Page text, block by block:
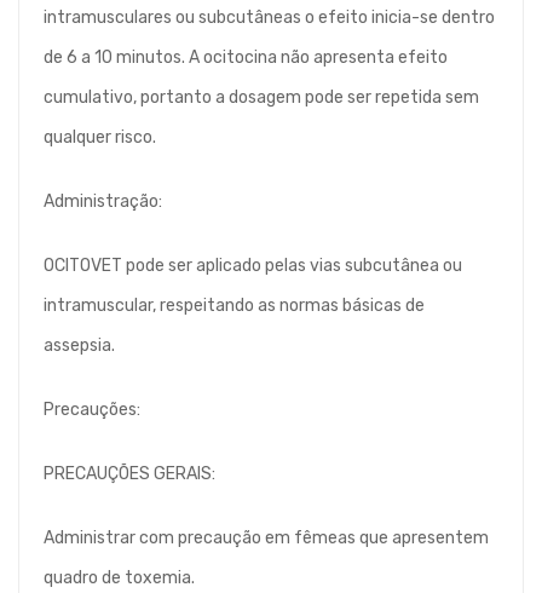
intramusculares ou subcutâneas o efeito inicia-se dentro
de 6 a 10 minutos. A ocitocina não apresenta efeito
cumulativo, portanto a dosagem pode ser repetida sem
qualquer risco.
Administração:
OCITOVET pode ser aplicado pelas vias subcutânea ou
intramuscular, respeitando as normas básicas de
assepsia.
Precauções:
PRECAUÇÕES GERAIS:
Administrar com precaução em fêmeas que apresentem
quadro de toxemia.